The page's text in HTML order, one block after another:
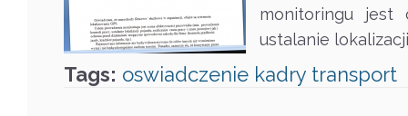
monitoringu jest
ustalanie
Tags: oswiadczenie kadry transport